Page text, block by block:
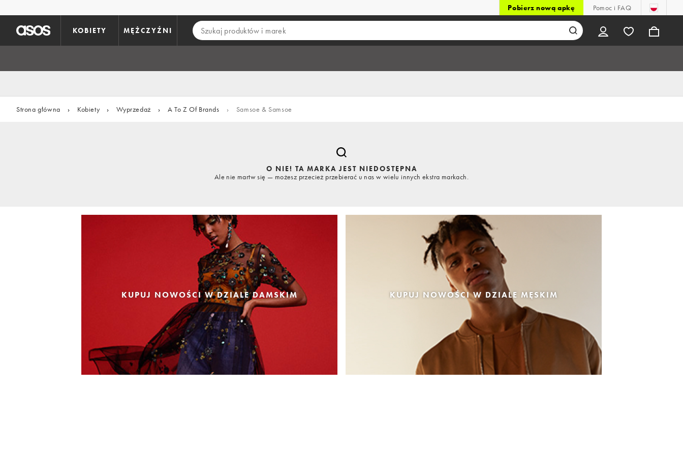
Pobierz nową apkę Pomoc i FAQ
KOBIETY MĘŻCZYŹNI
Strona główna › Kobiety › Wyprzedaż › A To Z Of Brands › Samsoe & Samsoe
O NIE! TA MARKA JEST NIEDOSTĘPNA
Ale nie martw się — możesz przecież przebierać u nas w wielu innych ekstra markach.
KUPUJ NOWOŚCI W DZIALE DAMSKIM KUPUJ NOWOŚCI W DZIALE MĘSKIM